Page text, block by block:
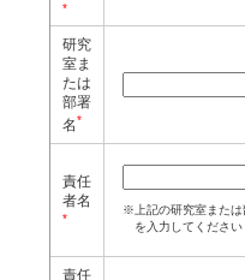
*
研究
室ま
たは
部署
名*
責任
者名
*
※上記の研究室または
を入力してください
責任